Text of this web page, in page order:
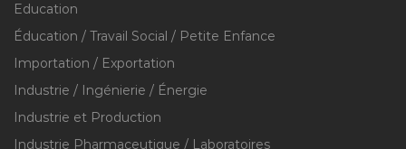
Education
Éducation / Travail Social / Petite Enfance
Importation / Exportation
Industrie / Ingénierie / Énergie
Industrie et Production
Industrie Pharmaceutique / Laboratoires